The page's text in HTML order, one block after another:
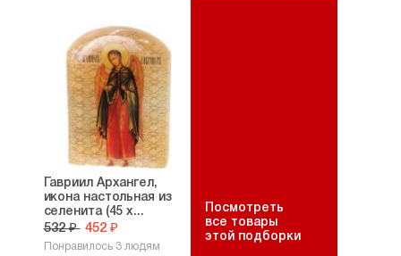
Гавриил Архангел,
икона настольная из
селенита (45 х...
532 ₽ 452 ₽
Понравилось 3 людям
Посмотреть
все товары
этой подборки